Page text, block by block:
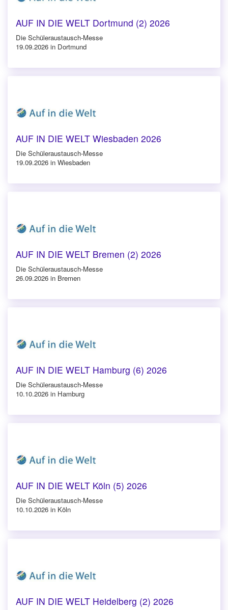
AUF IN DIE WELT Dortmund (2) 2026
Die Schüleraustausch-Messe
19.09.2026 in Dortmund
AUF IN DIE WELT Wiesbaden 2026
Die Schüleraustausch-Messe
19.09.2026 in Wiesbaden
AUF IN DIE WELT Bremen (2) 2026
Die Schüleraustausch-Messe
26.09.2026 in Bremen
AUF IN DIE WELT Hamburg (6) 2026
Die Schüleraustausch-Messe
10.10.2026 in Hamburg
AUF IN DIE WELT Köln (5) 2026
Die Schüleraustausch-Messe
10.10.2026 in Köln
AUF IN DIE WELT Heidelberg (2) 2026